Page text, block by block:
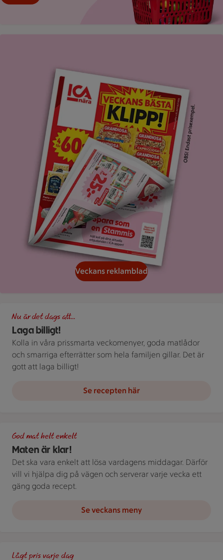
Veckans reklamblad
Laga billigt!
Nu är det dags att...
Kolla in våra prissmarta veckomenyer, goda matlådor
och smarriga efterrätter som hela familjen gillar. Det är
gott att laga billigt!
Se recepten här
Maten är klar!
God mat helt enkelt
Det ska vara enkelt att lösa vardagens middagar. Därför
vill vi hjälpa dig på vägen och serverar varje vecka ett
gäng goda recept.
Se veckans meny
Lågt pris varje dag